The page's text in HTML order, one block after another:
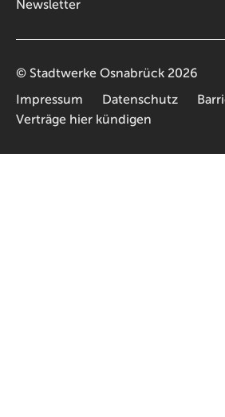
Newsletter
© Stadtwerke Osnabrück 2026
Impressum
Datenschutz
Verträge hier kündigen